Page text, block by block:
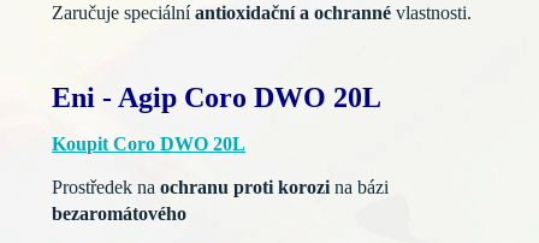
Zaručuje speciálníantioxidační a ochrannévlastnosti.
Eni - Agip Coro DWO 20L
Koupit Coro DWO 20L
Prostředek naochranu proti korozina bázi
bezaromátového